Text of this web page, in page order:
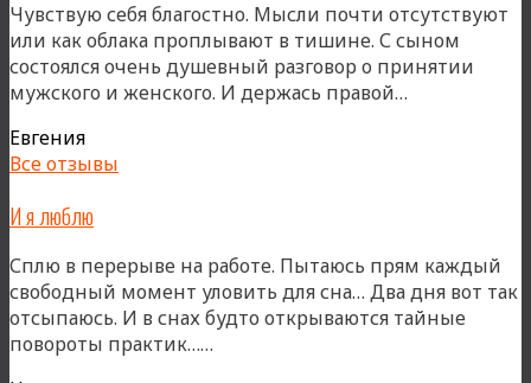
Чувствую себя благостно. Мысли почти отсутствуют
или как облака проплывают в тишине. С сыном
состоялся очень душевный разговор о принятии
мужского и женского. И держась правой…
Евгения
Все отзывы
И я люблю
Сплю в перерыве на работе. Пытаюсь прям каждый
свободный момент уловить для сна… Два дня вот так
отсыпаюсь. И в снах будто открываются тайные
повороты практик……